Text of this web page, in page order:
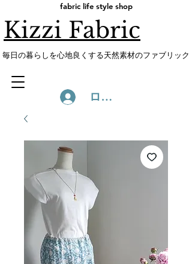
fabric life style shop
Kizzi Fabric
​毎日の暮らしを心地良くする天然素材のファブリック
ログイン